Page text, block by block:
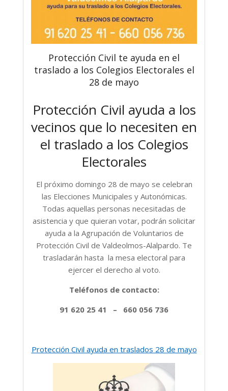
Protección Civil te ayuda en el
traslado a los Colegios Electorales el
28 de mayo
Protección Civil ayuda a los
vecinos que lo necesiten en
el traslado a los Colegios
Electorales
El próximo domingo 28 de mayo se celebran
las Elecciones Municipales y Autonómicas.
Todas aquellas personas necesitadas de
asistencia y que quieran votar, podrán solicitar
ayuda a la Agrupación de Voluntarios de
Protección Civil de Valdeolmos-Alalpardo. Te
trasladarán hasta la mesa electoral para
ejercer el derecho al voto.
Teléfonos de contacto:
91 620 25 41 – 660 056 736
Protección Civil ayuda en traslados 28 de mayo